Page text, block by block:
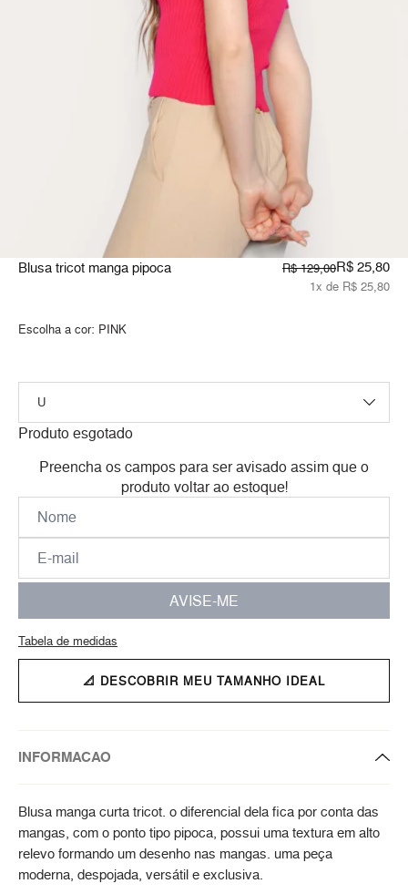
Blusa tricot manga pipoca R$ 129,00R$ 25,80
1x de R$ 25,80
Escolha a cor: PINK
Produto esgotado
Preencha os campos para ser avisado assim que o
produto voltar ao estoque!
AVISE-ME
Tabela de medidas
📐 DESCOBRIR MEU TAMANHO IDEAL
INFORMACAO
Blusa manga curta tricot. o diferencial dela fica por conta das
mangas, com o ponto tipo pipoca, possui uma textura em alto
relevo formando um desenho nas mangas. uma peça
moderna, despojada, versátil e exclusiva.